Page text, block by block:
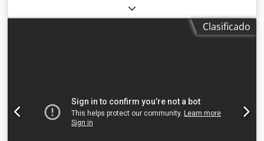
, Año de fabricación:
funcionamiento:2.227 h, Año de fabricación: 2021 Peso en
vacío: 3.664 kg Dimensiones (L x An x Al): 337 x 173 x 198
Estado Tipo CE: CE Cabina cerrada con calefacción, control
por joystick SJC, orugas de goma nuevas, display deluxe
Clasificado